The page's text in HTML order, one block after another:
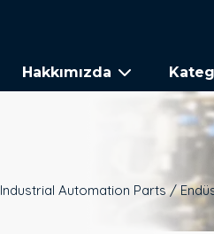
Hakkımızda
Industrial Automation Parts /